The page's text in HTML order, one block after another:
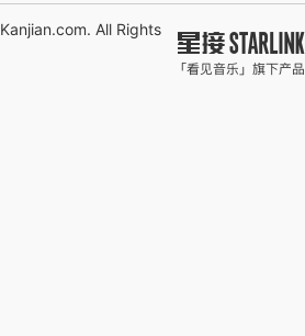
Kanjian.com. All Rights